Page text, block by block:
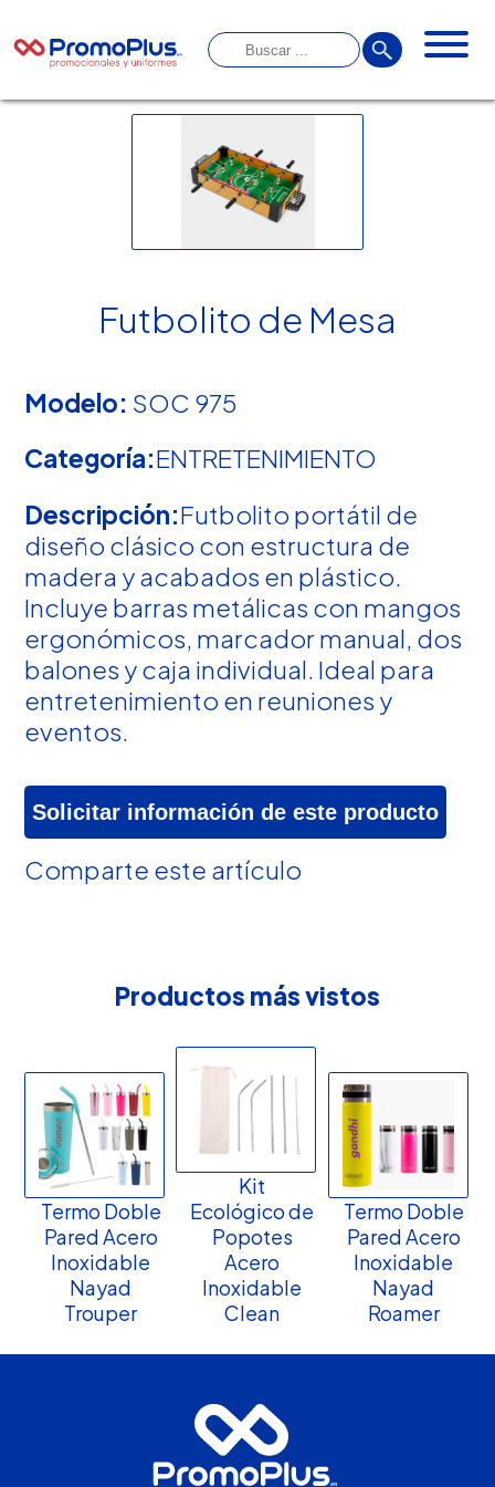
Futbolito de Mesa
Modelo: SOC 975
Categoría:ENTRETENIMIENTO
Descripción:Futbolito portátil de
diseño clásico con estructura de
madera y acabados en plástico.
Incluye barras metálicas con mangos
ergonómicos, marcador manual, dos
balones y caja individual. Ideal para
entretenimiento en reuniones y
eventos.
Solicitar información de este producto
Comparte este artículo
Productos más vistos
Termo Doble
Pared Acero
Inoxidable
Nayad
Trouper
Kit
Ecológico de
Popotes
Acero
Inoxidable
Clean
Termo Doble
Pared Acero
Inoxidable
Nayad
Roamer